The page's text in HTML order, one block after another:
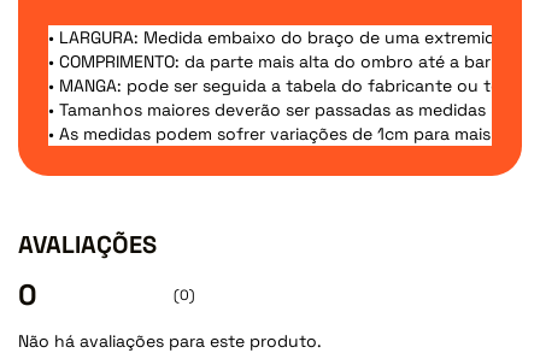
• LARGURA: Medida embaixo do braço de uma extremidade
• COMPRIMENTO: da parte mais alta do ombro até a barra;
• MANGA: pode ser seguida a tabela do fabricante ou ter
• Tamanhos maiores deverão ser passadas as medidas
• As medidas podem sofrer variações de 1cm para mais
AVALIAÇÕES
0 (0)
Não há avaliações para este produto.